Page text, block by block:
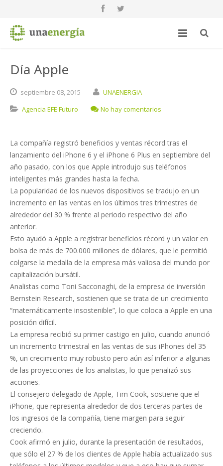
Día Apple
septiembre 08,2015
UNAENERGIA
Agencia EFE Futuro
No hay comentarios
La compañía registró beneficios y ventas récord tras el
lanzamiento del iPhone 6 y el iPhone 6 Plus en septiembre del
año pasado, con los que Apple introdujo sus teléfonos
inteligentes más grandes hasta la fecha.
La popularidad de los nuevos dispositivos se tradujo en un
incremento en las ventas en los últimos tres trimestres de
alrededor del 30 % frente al periodo respectivo del año
anterior.
Esto ayudó a Apple a registrar beneficios récord y un valor en
bolsa de más de 700.000 millones de dólares, que le permitió
colgarse la medalla de la empresa más valiosa del mundo por
capitalización bursátil.
Analistas como Toni Sacconaghi, de la empresa de inversión
Bernstein Research, sostienen que se trata de un crecimiento
“matemáticamente insostenible”, lo que coloca a Apple en una
posición difícil.
La empresa recibió su primer castigo en julio, cuando anunció
un incremento trimestral en las ventas de sus iPhones del 35
%, un crecimiento muy robusto pero aún así inferior a algunas
de las proyecciones de los analistas, lo que penalizó sus
acciones.
El consejero delegado de Apple, Tim Cook, sostiene que el
iPhone, que representa alrededor de dos terceras partes de
los ingresos de la compañía, tiene margen para seguir
creciendo.
Cook afirmó en julio, durante la presentación de resultados,
que sólo el 27 % de los clientes de Apple había actualizado sus